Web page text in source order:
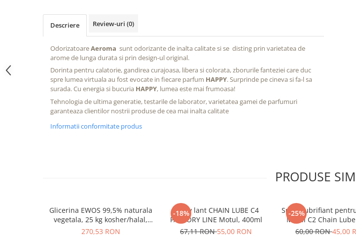
Descriere Review-uri (0)
OdorizatoareAeroma sunt odorizante de inalta calitate si se disting prin varietatea de
arome de lunga durata si prin design-ul original.
Dorinta pentru calatorie, gandirea curajoasa, libera si colorata, zborurile fanteziei care duc
spre lumea virtuala au fost evocate in fiecare parfum HAPPY. Surprinde pe cineva si fa-l sa
surada. Cu energia si bucuria HAPPY, lumea este mai frumoasa!
Tehnologia de ultima generatie, testarile de laborator, varietatea gamei de parfumuri
garanteaza clientilor nostrii produse de cea mai inalta calitate
Informatii conformitate produs
PRODUSE
Glicerina EWOS 99,5% naturala
vegetala, 25 kg kosher/halal,
grad farmaceutic
270,53 RON
-18%
Spray lant CHAIN LUBE C4
FACTORY LINE Motul, 400ml
67,11 RON55,00 RON
-25%
Spray lubrifiant
Motul C2 Chain
400ml
60,00 RON45,00